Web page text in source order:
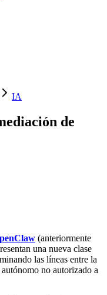
IA
de
(anteriormente
una nueva clase
las líneas entre la
no autorizado a